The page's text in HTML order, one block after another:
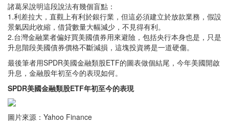
諸葛呆說明這段說法有幾個盲點：
1.利差拉大，直觀上有利於銀行業，但這必須建立於放款業務，假設
景氣因此收縮，借貸數量大幅減少，不見得有利。
2.台灣金融業者偏好買美國債券用來避險，包括央行本身也是，只是
升息階段美國債券價格不斷減損，這塊投資將是一道硬傷。
最後筆者用SPDR美國金融類股ETF的圖表做個結尾，今年美國開啟
升息，金融股年初至今的表現如何。
SPDR美國金融類股ETF年初至今的表現
圖片來源：Yahoo Finance